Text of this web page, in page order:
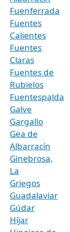
Fuenferrada
Fuentes
Calientes
Fuentes
Claras
Fuentes de
Rubielos
Fuentespalda
Galve
Gargallo
Gea de
Albarracín
Ginebrosa,
La
Griegos
Guadalaviar
Gúdar
Híjar